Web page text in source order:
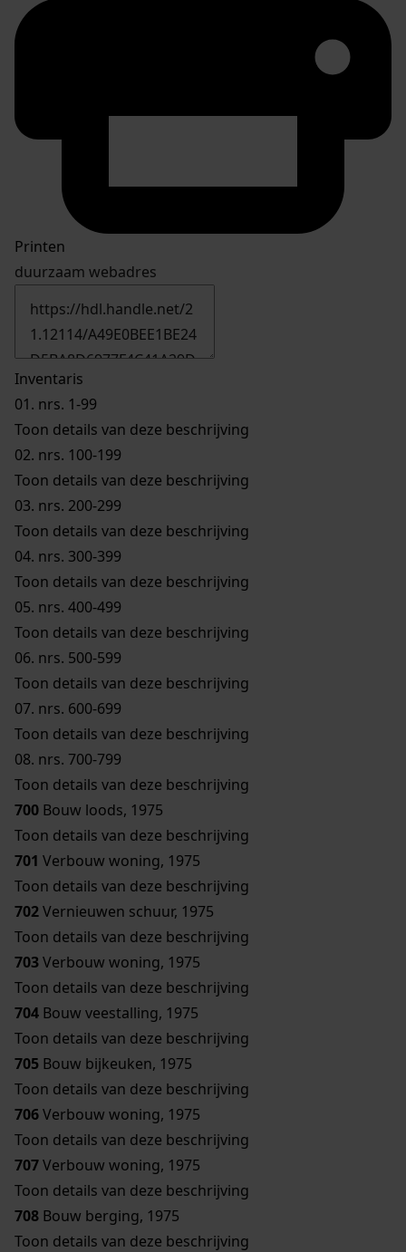
Printen
duurzaam webadres
Inventaris
01. nrs. 1-99
Toon details van deze beschrijving
02. nrs. 100-199
Toon details van deze beschrijving
03. nrs. 200-299
Toon details van deze beschrijving
04. nrs. 300-399
Toon details van deze beschrijving
05. nrs. 400-499
Toon details van deze beschrijving
06. nrs. 500-599
Toon details van deze beschrijving
07. nrs. 600-699
Toon details van deze beschrijving
08. nrs. 700-799
Toon details van deze beschrijving
700 Bouw loods, 1975
Toon details van deze beschrijving
701 Verbouw woning, 1975
Toon details van deze beschrijving
702Vernieuwen schuur, 1975
Toon details van deze beschrijving
703Verbouw woning, 1975
Toon details van deze beschrijving
704 Bouw veestalling, 1975
Toon details van deze beschrijving
705 Bouw bijkeuken, 1975
Toon details van deze beschrijving
706Verbouw woning, 1975
Toon details van deze beschrijving
707Verbouw woning, 1975
Toon details van deze beschrijving
708 Bouw berging, 1975
Toon details van deze beschrijving